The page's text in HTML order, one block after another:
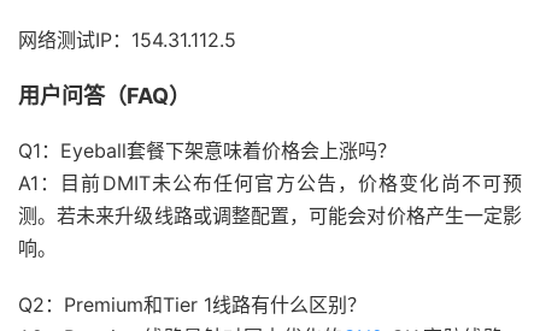
网络测试IP：154.31.112.5
用户问答（FAQ）
Q1：Eyeball套餐下架意味着价格会上涨吗？
A1：目前DMIT未公布任何官方公告，价格变化尚不可预
测。若未来升级线路或调整配置，可能会对价格产生一定影
响。
Q2：Premium和Tier 1线路有什么区别？